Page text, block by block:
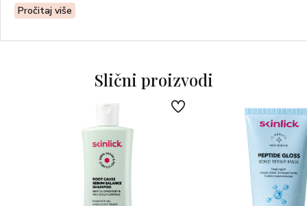
PREDNOSTI
• Daje punoću
• Pomaže pri sprječavanju budućih lomljenja
Nakon pranja kose šamponom nanijeti na kosu počevši od
vrhova. Ostaviti da djeluje 30 sekundi. Isprati.
Pročitaj više
Slični proizvodi